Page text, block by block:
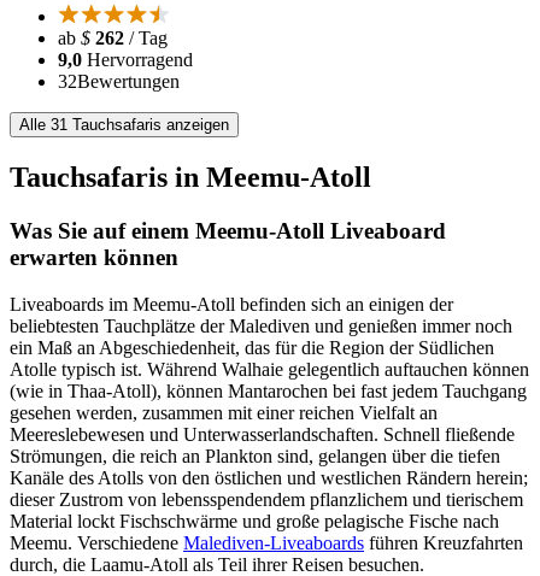
ab $ 262 / Tag
9,0 Hervorragend
32Bewertungen
Alle 31 Tauchsafaris anzeigen
Tauchsafaris in Meemu-Atoll
Was Sie auf einem Meemu-Atoll Liveaboard
erwarten können
Liveaboards im Meemu-Atoll befinden sich an einigen der
beliebtesten Tauchplätze der Malediven und genießen immer noch
ein Maß an Abgeschiedenheit, das für die Region der Südlichen
Atolle typisch ist. Während Walhaie gelegentlich auftauchen können
(wie in Thaa-Atoll), können Mantarochen bei fast jedem Tauchgang
gesehen werden, zusammen mit einer reichen Vielfalt an
Meereslebewesen und Unterwasserlandschaften. Schnell fließende
Strömungen, die reich an Plankton sind, gelangen über die tiefen
Kanäle des Atolls von den östlichen und westlichen Rändern herein;
dieser Zustrom von lebensspendendem pflanzlichem und tierischem
Material lockt Fischschwärme und große pelagische Fische nach
Meemu. Verschiedene Malediven-Liveaboards führen Kreuzfahrten
durch, die Laamu-Atoll als Teil ihrer Reisen besuchen.